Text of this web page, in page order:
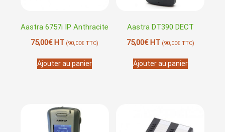
Aastra 6757i IP Anthracite
75,00€HT (90,00€ TTC)
Ajouter au panier
Aastra DT390 DECT
75,00€HT (90,00€TTC)
Ajouter au panier